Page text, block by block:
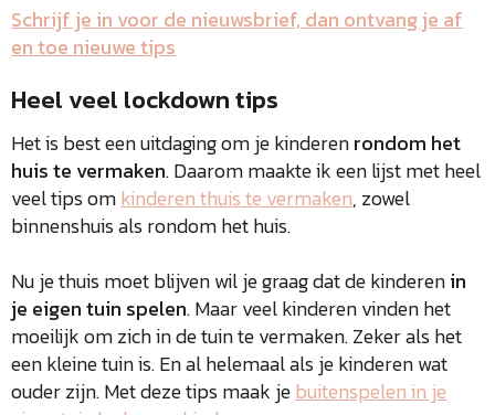
Schrijf je in voor de nieuwsbrief, dan ontvang je af
en toe nieuwe tips
Heel veel lockdown tips
Het is best een uitdaging om je kinderenrondom het
huis te vermaken. Daarom maakte ik een lijst met heel
veel tips omkinderen thuis te vermaken, zowel
binnenshuis als rondom het huis.
Nu je thuis moet blijven wil je graag dat de kinderenin
je eigen tuin spelen. Maar veel kinderen vinden het
moeilijk om zich in de tuin te vermaken. Zeker als het
een kleine tuin is. En al helemaal als je kinderen wat
ouder zijn. Met deze tips maak jebuitenspelen in je